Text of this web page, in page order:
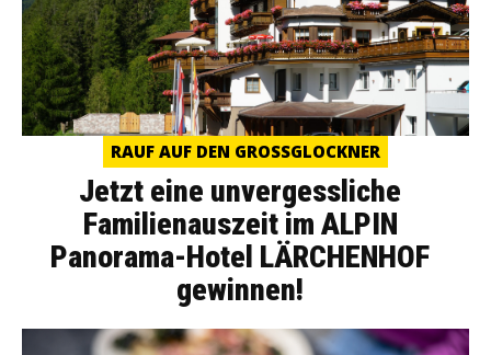
RAUF AUF DEN GROSSGLOCKNER
Jetzt eine unvergessliche
Familienauszeit im ALPIN
Panorama-Hotel LÄRCHENHOF
gewinnen!